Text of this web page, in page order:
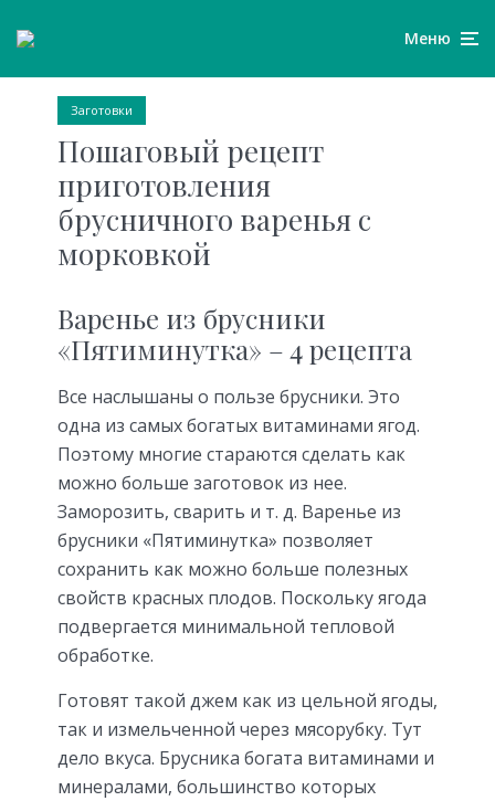
Меню
Заготовки
Пошаговый рецепт
приготовления
брусничного варенья с
морковкой
Варенье из брусники
«Пятиминутка» – 4 рецепта
Все наслышаны о пользе брусники. Это
одна из самых богатых витаминами ягод.
Поэтому многие стараются сделать как
можно больше заготовок из нее.
Заморозить, сварить и т. д. Варенье из
брусники «Пятиминутка» позволяет
сохранить как можно больше полезных
свойств красных плодов. Поскольку ягода
подвергается минимальной тепловой
обработке.
Готовят такой джем как из цельной ягоды,
так и измельченной через мясорубку. Тут
дело вкуса. Брусника богата витаминами и
минералами, большинство которых